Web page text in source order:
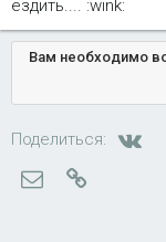
ездить.... :wink:
Вам необходимо
Поделиться:
Электронная